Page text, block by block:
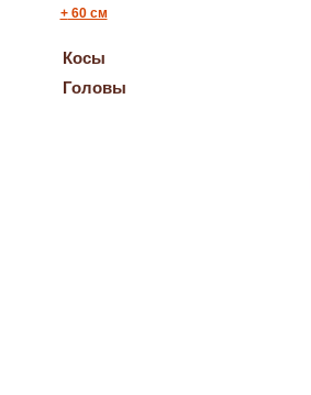
+60 см
Косы
Головы